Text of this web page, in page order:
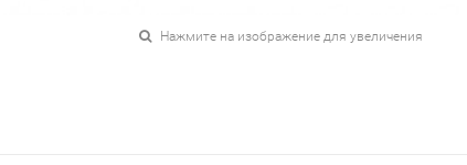
Нажмите на изображение для увеличения